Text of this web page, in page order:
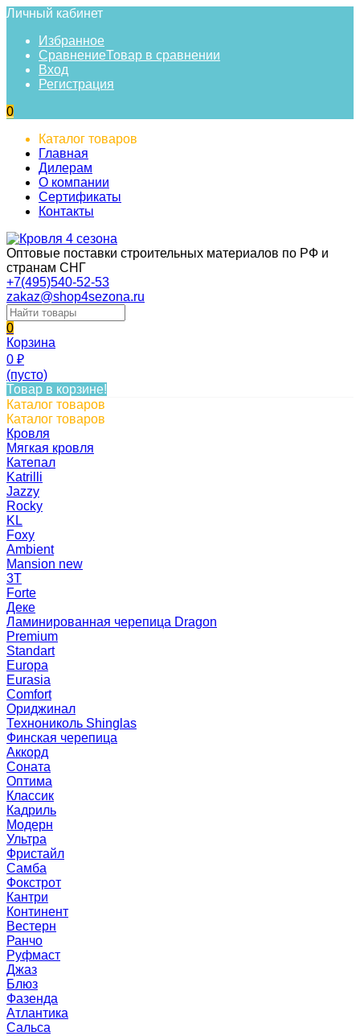
Личный кабинет
Избранное
СравнениеТовар в сравнении
Вход
Регистрация
0
Каталог товаров
Главная
Дилерам
О компании
Сертификаты
Контакты
Оптовые поставки строительных материалов по РФ и
странам СНГ
+7(495)540-52-53
zakaz@shop4sezona.ru
0
Корзина
0 ₽
(пусто)
Товар в корзине!
Каталог товаров
Каталог товаров
Кровля
Мягкая кровля
Катепал
Katrilli
Jazzy
Rocky
KL
Foxy
Ambient
Mansion new
3Т
Forte
Деке
Ламинированная черепица Dragon
Premium
Standart
Europa
Eurasia
Comfort
Ориджинал
Технониколь Shinglas
Финская черепица
Аккорд
Соната
Оптима
Классик
Кадриль
Модерн
Ультра
Фристайл
Самба
Фокстрот
Кантри
Континент
Вестерн
Ранчо
Руфмаст
Джаз
Блюз
Фазенда
Атлантика
Сальса